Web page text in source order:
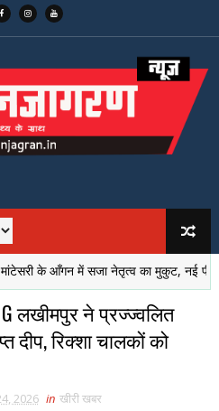
के आँगन में सजा नेतृत्व का मुकुट, नई पीढ़ी ने
लखीमपुर ने प्रज्ज्वलित
दीप, रिक्शा चालकों को
2026 in खीरी खबर